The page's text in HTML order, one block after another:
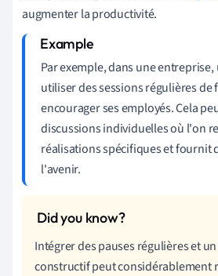
augmenter la productivité.
Par exemple, dans une
utiliser des sessions régulières
encourager ses employés. Cela
discussions individuelles où l'on
réalisations spécifiques et fournit
l'avenir.
Intégrer des pauses régulières et
constructif peut considérablement